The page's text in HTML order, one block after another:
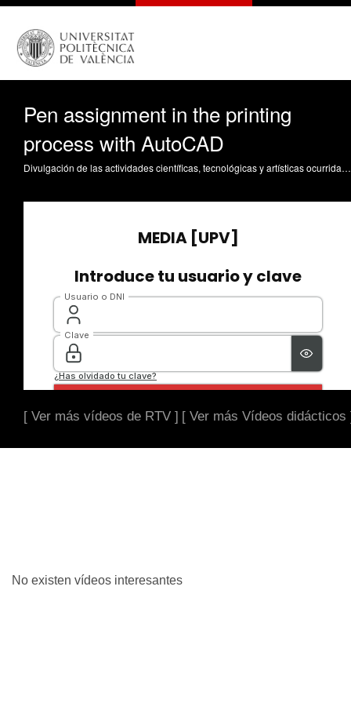
Pen assignment in the printing
process with AutoCAD
Divulgación de las actividades científicas, tecnológicas y artísticas ocurridas en los tres campus de la UPV
[ Ver más vídeos de RTV ] [ Ver más Vídeos didácticos
No existen vídeos interesantes